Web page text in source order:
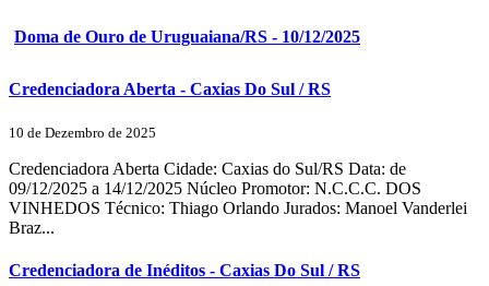
Doma de Ouro de Uruguaiana/RS - 10/12/2025
Credenciadora Aberta - Caxias Do Sul / RS
10 de Dezembro de 2025
Credenciadora Aberta Cidade: Caxias do Sul/RS Data: de
09/12/2025 a 14/12/2025 Núcleo Promotor: N.C.C.C. DOS
VINHEDOS Técnico: Thiago Orlando Jurados: Manoel Vanderlei
Braz...
Credenciadora de Inéditos - Caxias Do Sul / RS